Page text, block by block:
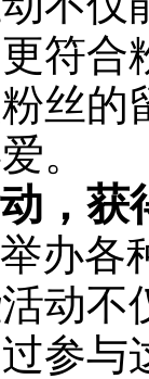
符合
丝的
。
，获
办各
动不
参